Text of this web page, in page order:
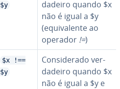
$y
da­deiro quando $x
não é igual a $y
(equi­va­lente ao
operador !=)
$x !==
$y
Con­si­de­rado ver­
da­deiro quando $x
não é igual a $y e